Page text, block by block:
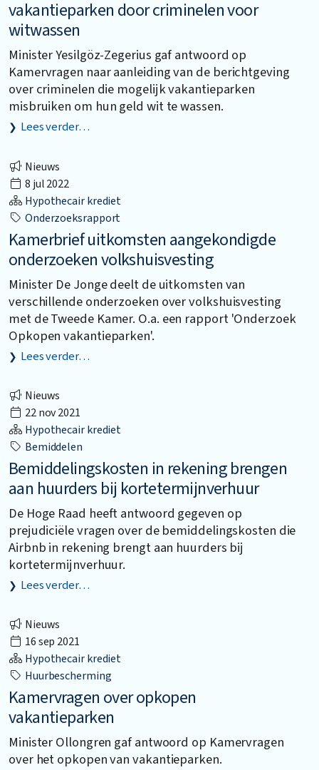
vakantieparken door criminelen voor
witwassen
Minister Yesilgöz-Zegerius gaf antwoord op
Kamervragen naar aanleiding van de berichtgeving
over criminelen die mogelijk vakantieparken
misbruiken om hun geld wit te wassen.
Lees verder…
Nieuws
8 jul 2022
Hypothecair krediet
Onderzoeksrapport
Kamerbrief uitkomsten aangekondigde
onderzoeken volkshuisvesting
Minister De Jonge deelt de uitkomsten van
verschillende onderzoeken over volkshuisvesting
met de Tweede Kamer. O.a. een rapport 'Onderzoek
Opkopen vakantieparken'.
Lees verder…
Nieuws
22 nov 2021
Hypothecair krediet
Bemiddelen
Bemiddelingskosten in rekening brengen
aan huurders bij kortetermijnverhuur
De Hoge Raad heeft antwoord gegeven op
prejudiciële vragen over de bemiddelingskosten die
Airbnb in rekening brengt aan huurders bij
kortetermijnverhuur.
Lees verder…
Nieuws
16 sep 2021
Hypothecair krediet
Huurbescherming
Kamervragen over opkopen
vakantieparken
Minister Ollongren gaf antwoord op Kamervragen
over het opkopen van vakantieparken.